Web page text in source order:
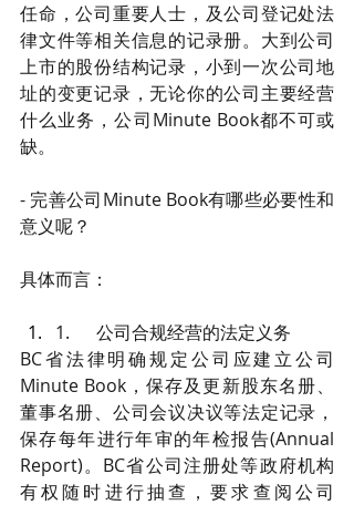
任命，公司重要人士，及公司登记处法
律文件等相关信息的记录册。大到公司
上市的股份结构记录，小到一次公司地
址的变更记录，无论你的公司主要经营
什么业务，公司Minute Book都不可或
缺。
- 完善公司Minute Book有哪些必要性和
意义呢？
具体而言：
1.      公司合规经营的法定义务
BC省法律明确规定公司应建立公司
Minute Book，保存及更新股东名册、
董事名册、公司会议决议等法定记录，
保存每年进行年审的年检报告(Annual
Report)。BC省公司注册处等政府机构
有权随时进行抽查，要求查阅公司